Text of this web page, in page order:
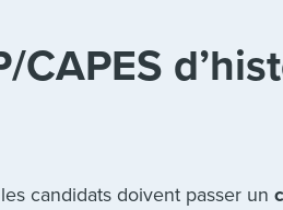
candidats doivent passer un